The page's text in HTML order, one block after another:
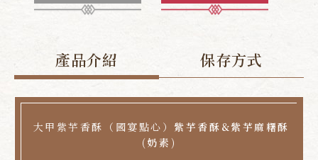
產品介紹 保存方式
大甲紫芋香酥（國宴點心）紫芋香酥&紫芋麻糬酥
(奶素)